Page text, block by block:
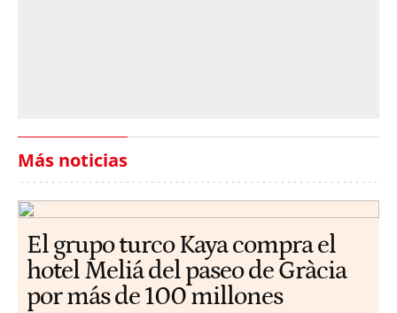
Más noticias
El grupo turco Kaya compra el
hotel Meliá del paseo de Gràcia
por más de 100 millones